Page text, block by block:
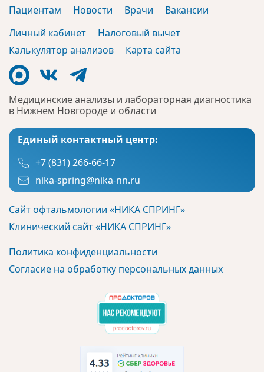
Медицинские анализы и лабораторная диагностика
в Нижнем Новгороде и области
Единый контактный центр:
+7 (831) 266-66-17
nika-spring@nika-nn.ru
Сайт офтальмологии «НИКА СПРИНГ»
Клинический сайт «НИКА СПРИНГ»
Политика конфиденциальности
Согласие на обработку персональных данных
Пациентам
Новости Врачи
Вакансии
Личный кабинет
Налоговый вычет
Калькулятор анализов
Карта сайта